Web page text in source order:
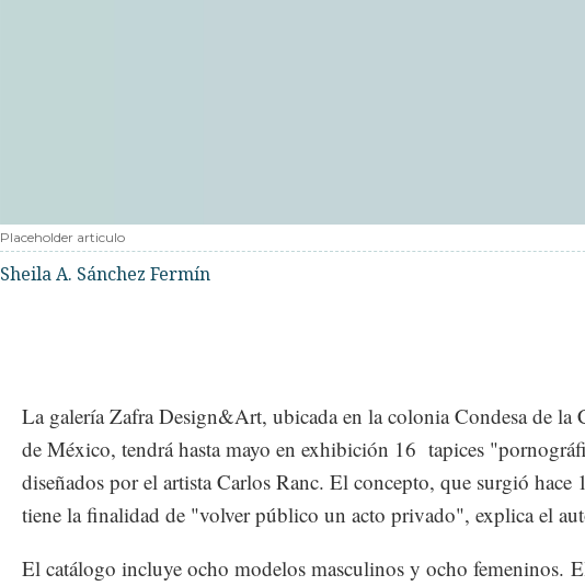
Placeholder articulo
Sheila A. Sánchez Fermín
La galería Zafra Design&Art, ubicada en la colonia Condesa de la
de México, tendrá hasta mayo en exhibición 16 tapices
diseñados por el artista Carlos Ranc. El concepto, que surgió hace
tiene la finalidad de "volver público un acto privado", explica el
El catálogo incluye ocho modelos masculinos y ocho femeninos.